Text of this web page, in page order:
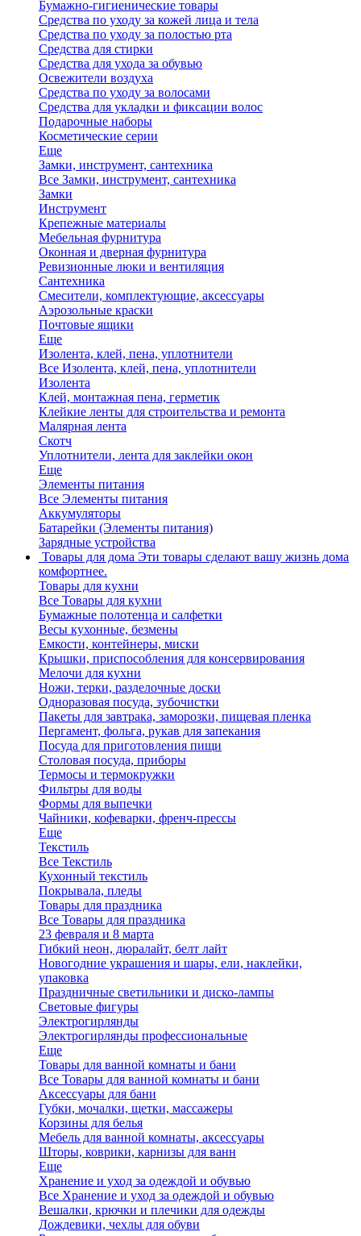
Бумажно-гигиенические товары
Средства по уходу за кожей лица и тела
Средства по уходу за полостью рта
Средства для стирки
Средства для ухода за обувью
Освежители воздуха
Средства по уходу за волосами
Средства для укладки и фиксации волос
Подарочные наборы
Косметические серии
Еще
Замки, инструмент, сантехника
Все Замки, инструмент, сантехника
Замки
Инструмент
Крепежные материалы
Мебельная фурнитура
Оконная и дверная фурнитура
Ревизионные люки и вентиляция
Сантехника
Смесители, комплектующие, аксессуары
Аэрозольные краски
Почтовые ящики
Еще
Изолента, клей, пена, уплотнители
Все Изолента, клей, пена, уплотнители
Изолента
Клей, монтажная пена, герметик
Клейкие ленты для строительства и ремонта
Малярная лента
Скотч
Уплотнители, лента для заклейки окон
Еще
Элементы питания
Все Элементы питания
Аккумуляторы
Батарейки (Элементы питания)
Зарядные устройства
Товары для дома Эти товары сделают вашу жизнь дома
комфортнее.
Товары для кухни
Все Товары для кухни
Бумажные полотенца и салфетки
Весы кухонные, безмены
Емкости, контейнеры, миски
Крышки, приспособления для консервирования
Мелочи для кухни
Ножи, терки, разделочные доски
Одноразовая посуда, зубочистки
Пакеты для завтрака, заморозки, пищевая пленка
Пергамент, фольга, рукав для запекания
Посуда для приготовления пищи
Столовая посуда, приборы
Термосы и термокружки
Фильтры для воды
Формы для выпечки
Чайники, кофеварки, френч-прессы
Еще
Текстиль
Все Текстиль
Кухонный текстиль
Покрывала, пледы
Товары для праздника
Все Товары для праздника
23 февраля и 8 марта
Гибкий неон, дюралайт, белт лайт
Новогодние украшения и шары, ели, наклейки,
упаковка
Праздничные светильники и диско-лампы
Световые фигуры
Электрогирлянды
Электрогирлянды профессиональные
Еще
Товары для ванной комнаты и бани
Все Товары для ванной комнаты и бани
Аксессуары для бани
Губки, мочалки, щетки, массажеры
Корзины для белья
Мебель для ванной комнаты, аксессуары
Шторы, коврики, карнизы для ванн
Еще
Хранение и уход за одеждой и обувью
Все Хранение и уход за одеждой и обувью
Вешалки, крючки и плечики для одежды
Дождевики, чехлы для обуви